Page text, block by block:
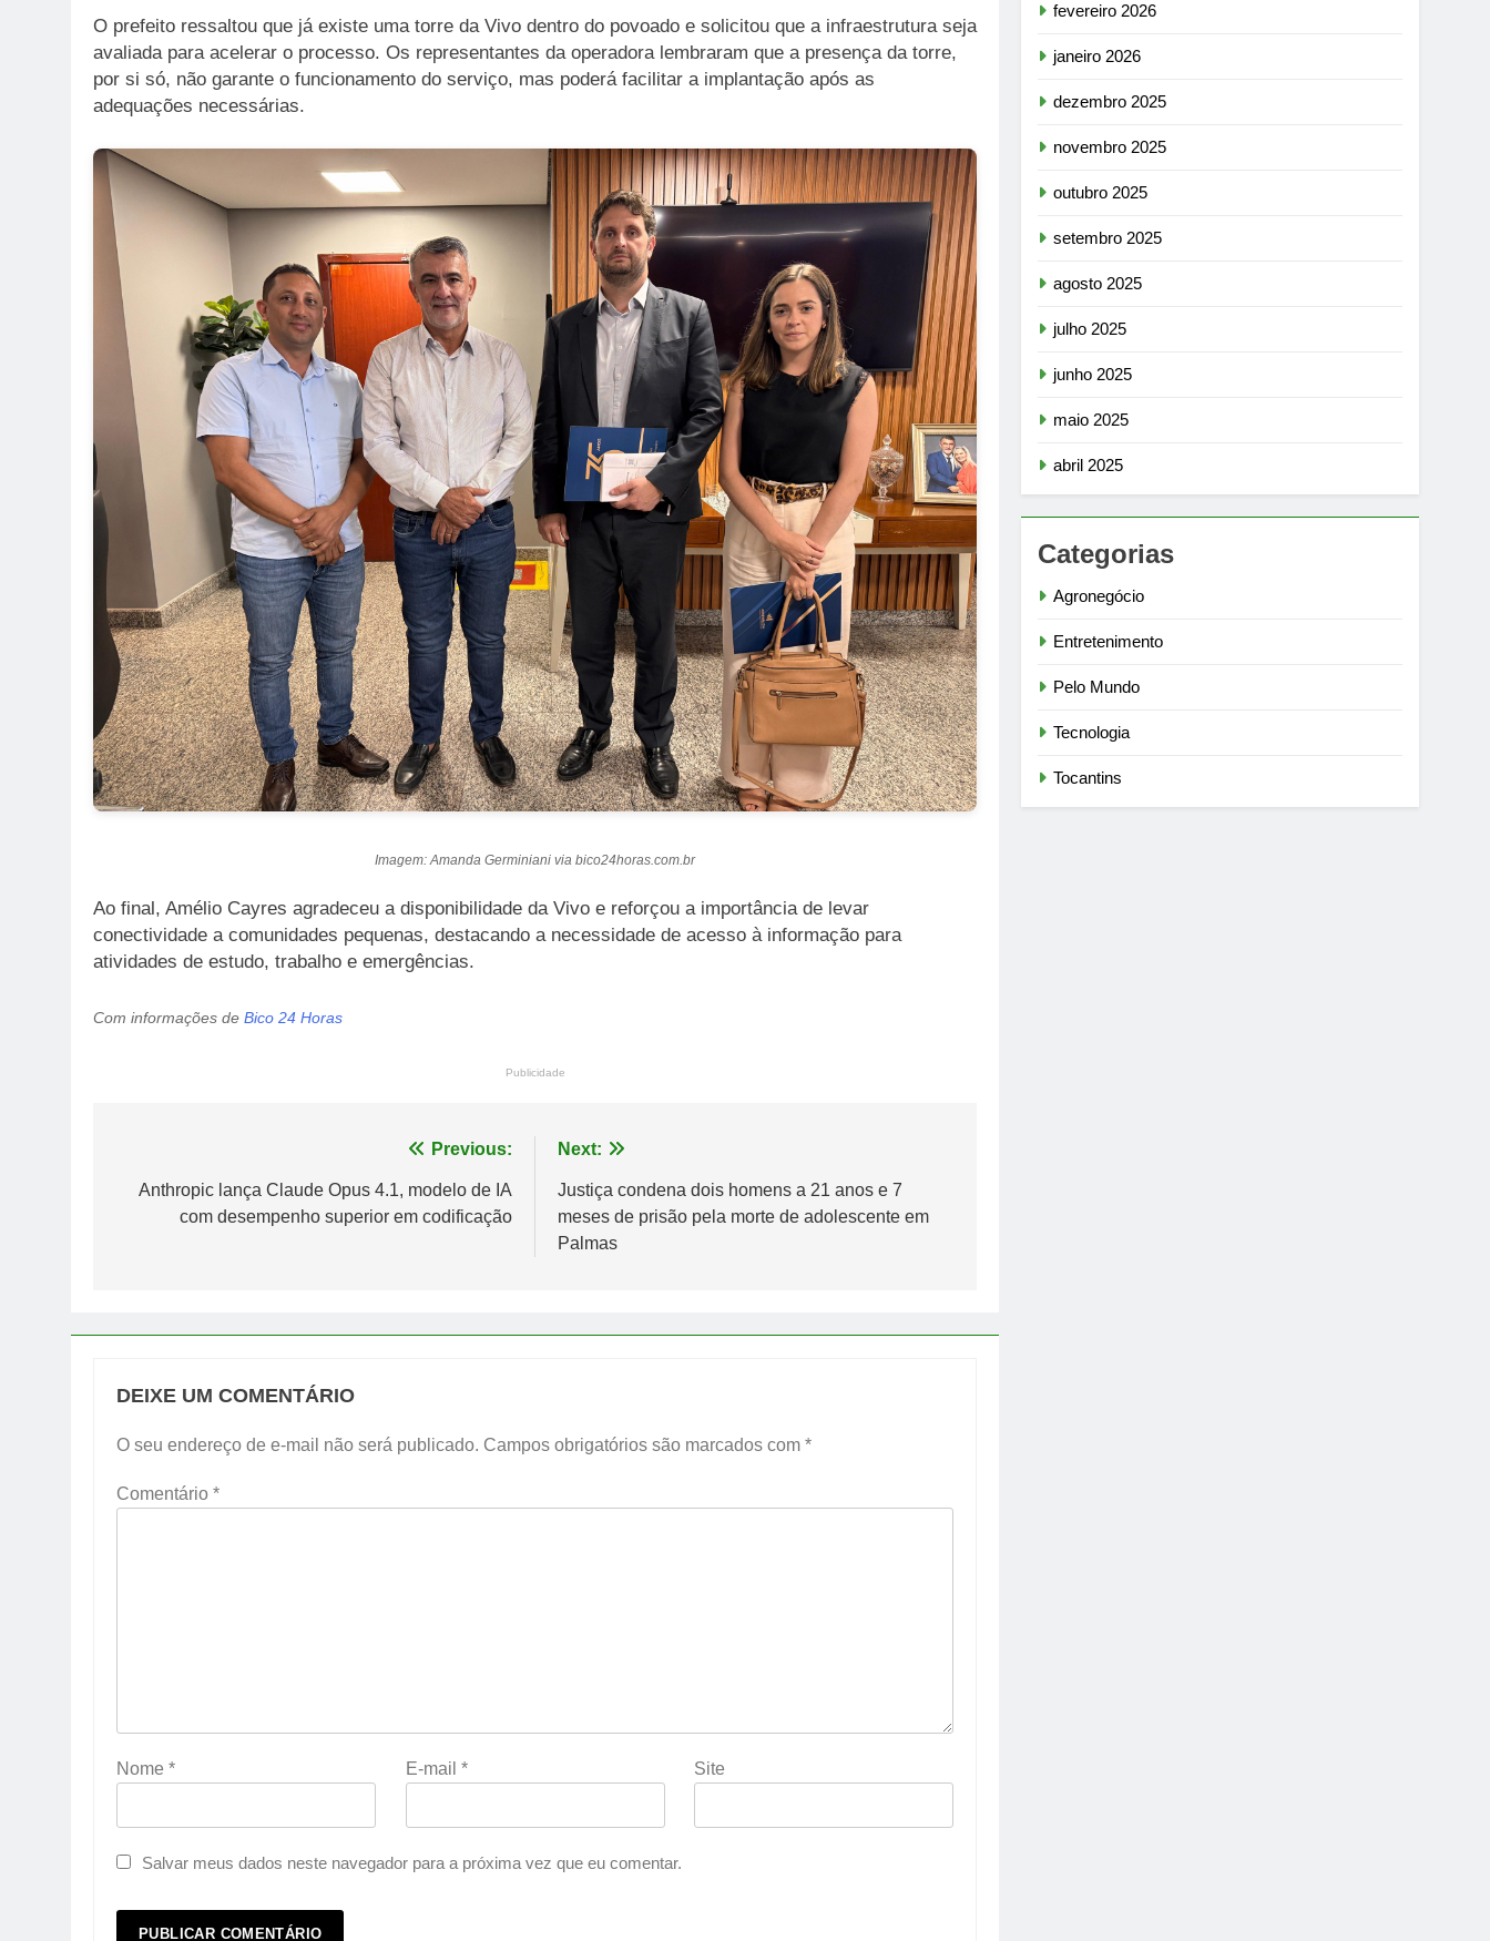
O prefeito ressaltou que já existe uma torre da Vivo dentro do povoado e solicitou que a infraestrutura seja
avaliada para acelerar o processo. Os representantes da operadora lembraram que a presença da torre,
por si só, não garante o funcionamento do serviço, mas poderá facilitar a implantação após as
adequações necessárias.
Imagem: Amanda Germiniani via bico24horas.com.br
Ao final, Amélio Cayres agradeceu a disponibilidade da Vivo e reforçou a importância de levar
conectividade a comunidades pequenas, destacando a necessidade de acesso à informação para
atividades de estudo, trabalho e emergências.
Com informações de Bico 24 Horas
Publicidade
de
Previous:
Anthropic lança Claude Opus 4.1, modelo de IA
com desempenho superior em codificação
Next:
Justiça condena dois homens a 21 anos e 7
meses de prisão pela morte de adolescente em
Palmas
DEIXE UM COMENTÁRIO
O seu endereço de e-mail não será publicado. Campos obrigatórios são marcados com *
Comentário *
Nome * E-mail * Site
Salvar meus dados neste navegador para a próxima vez que eu comentar.
fevereiro 2026
janeiro 2026
dezembro 2025
novembro 2025
outubro 2025
setembro 2025
agosto 2025
julho 2025
junho 2025
maio 2025
abril 2025
Categorias
Agronegócio
Entretenimento
Pelo Mundo
Tecnologia
Tocantins